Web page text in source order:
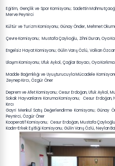
Eğitim, Gençlik ve Spor Komisyonu; Sadettin
Merve Peynirci
Kültür ve Turizm Komisyonu; Günay Önder, Mehmet
Çevre Komisyonu; Mustafa Çaylıoğlu, Zihni Duran, Oya
Engelsiz Hayat Komisyonu; Gülin Varış Özlü, Volkan
Ulaşım Komisyonu; Ufuk Aykol, Çağlar Boyacı, Oya
Madde Bağımlılığı ve Uyuşturucuyla Mücadele
Zeynep Kırcı, Özgür Öner
Deprem ve Afet Komisyonu; Cesur Erdoğan, Ufuk Aykol,
Sokak Hayvanlarını Koruma Komisyonu; Cesur
Kırcı
Gayri Menkul Satış Değerlendirme Komisyonu; Günay
Peynirci, Özgür Öner
Kooperatif Komisyonu; Cesur Erdoğan, Mustafa
Kadın-Erkek Eşitliği Komisyonu; Gülin Varış Özlü, Neylan